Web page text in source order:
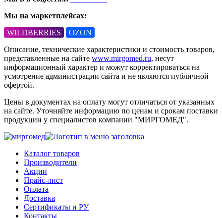
Мы на маркетплейсах:
WILDBERRIES
OZON
Описание, технические характеристики и стоимость товаров,
представленные на сайте www.mirgomed.ru, несут
информационный характер и можут корректироваться на
усмотрение администрации сайта и не являются публичной
офертой.
Цены в документах на оплату могут отличаться от указанных
на сайте. Уточняйте информацию по ценам и срокам поставки
продукции у специалистов компании "МИРГОМЕД".
Каталог товаров
Производители
Акции
Прайс-лист
Оплата
Доставка
Сертификаты и РУ
Контакты